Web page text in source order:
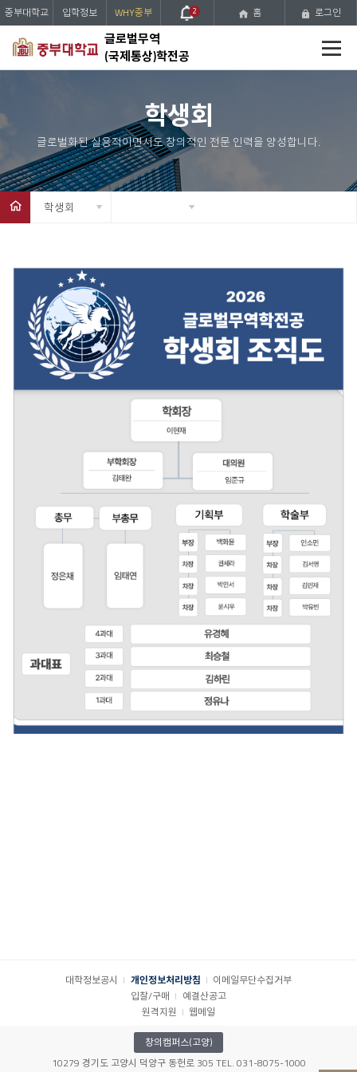
글로벌무역
(국제통상)학전공
메
중부대학교 입학정보 WHY중부 2 홈 로그인
학생회
학생회
대학정보공시 개인정보처리방침
이메일무단수집거부
입찰/구매
예결산공고
원격지원
웹메일
창의캠퍼스(고양)
10279 경기도 고양시 덕양구 동헌로 305 TEL. 031-8075-1000